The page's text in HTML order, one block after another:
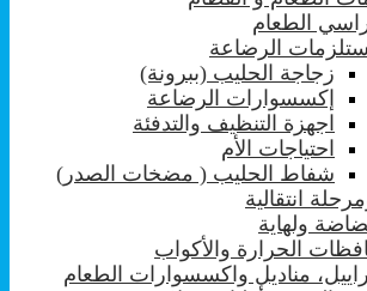
الطعام
الرضاعة
زجاجة الحليب (ببرونة)
إكسسوارات الرضاعة
اجهزة التنظيف والتدفئة
احتياجات الأم
شفاط الحليب ( مضخات الصدر)
انتقالية
ولهاية
الحرارة والأكواب
مناديل واكسسوارات الطعام